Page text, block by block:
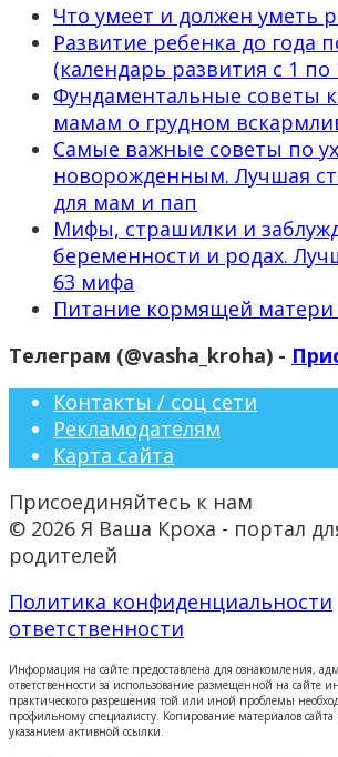
Что умеет и должен уметь
Развитие ребенка до года
(календарь развития с 1 по
Фундаментальные советы
мамам о грудном
Самые важные советы по
новорожденным. Лучшая
для мам и пап
Мифы, страшилки и
беременности и родах.
63 мифа
Питание кормящей матери
Телеграм (@vasha_kroha) -
Контакты / соц сети
Рекламодателям
Карта сайта
Присоединяйтесь к нам
© 2026 Я Ваша Кроха - портал
родителей
Политика конфиденциальности
ответственности
Информация на сайте предоставлена для ознакомления,
ответственности за использование размещенной на сайте
практического разрешения той или иной проблемы
профильному специалисту. Копирование материалов сайта
указанием активной ссылки.